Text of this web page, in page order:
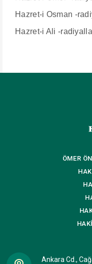
Hazret-i Osman -
Hazret-i Ali -
ÖMER
Ankara Cd.,